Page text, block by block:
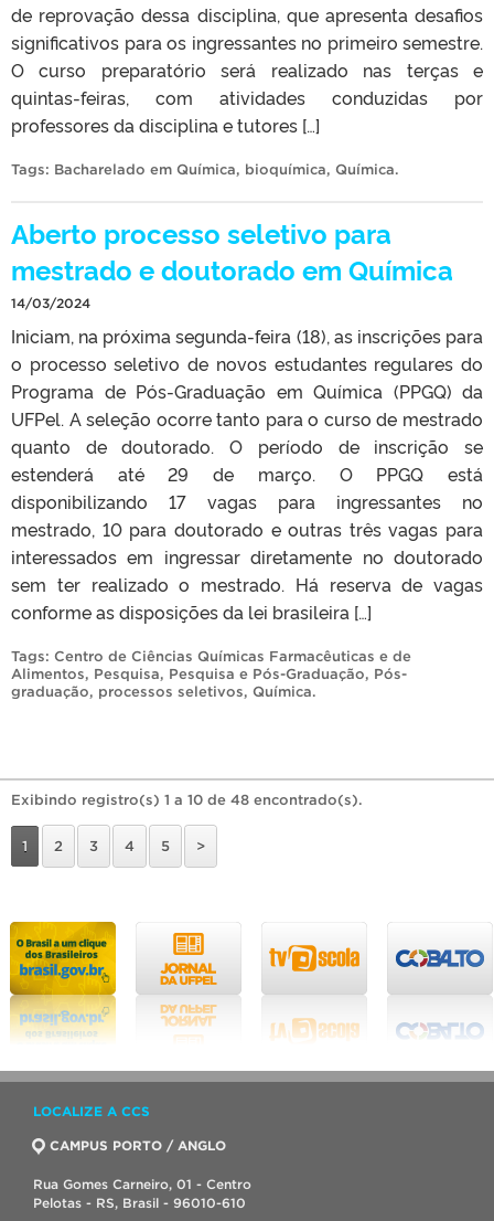
de reprovação dessa disciplina, que apresenta desafios
significativos para os ingressantes no primeiro semestre.
O curso preparatório será realizado nas terças e
quintas-feiras, com atividades conduzidas por
professores da disciplina e tutores […]
Tags: Bacharelado em Química, bioquímica, Química.
Aberto processo seletivo para
mestrado e doutorado em Química
14/03/2024
Iniciam, na próxima segunda-feira (18), as inscrições para
o processo seletivo de novos estudantes regulares do
Programa de Pós-Graduação em Química (PPGQ) da
UFPel. A seleção ocorre tanto para o curso de mestrado
quanto de doutorado. O período de inscrição se
estenderá até 29 de março. O PPGQ está
disponibilizando 17 vagas para ingressantes no
mestrado, 10 para doutorado e outras três vagas para
interessados em ingressar diretamente no doutorado
sem ter realizado o mestrado. Há reserva de vagas
conforme as disposições da lei brasileira […]
Tags: Centro de Ciências Químicas Farmacêuticas e de
Alimentos, Pesquisa, Pesquisa e Pós-Graduação, Pós-
graduação, processos seletivos, Química.
Exibindo registro(s) 1 a 10 de 48 encontrado(s).
1 2 3 4 5 >
LOCALIZE A CCS
CAMPUS PORTO / ANGLO
Rua Gomes Carneiro, 01 - Centro
Pelotas - RS, Brasil - 96010-610